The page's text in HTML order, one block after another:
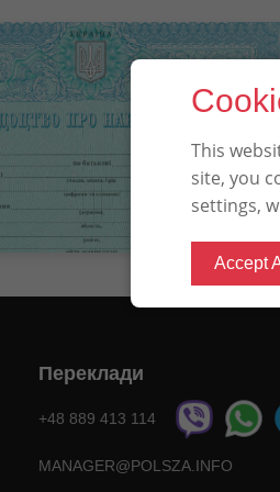
Переклади
+48 889 413 114
MANAGER@POLSZA.INFO
This
site, you
settings,
Accept